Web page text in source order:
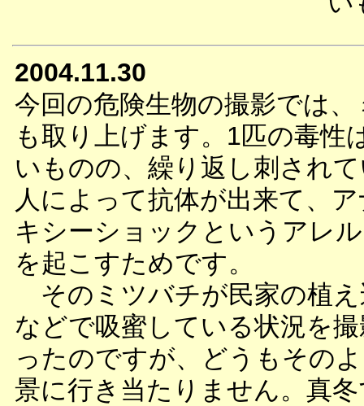
2004.11.30
今回の危険生物の撮影では
も取り上げます。1匹の毒性
いものの、繰り返し刺され
人によって抗体が出来て、
キシーショックというアレ
を起こすためです。
そのミツバチが民家の植え
などで吸蜜している状況を
ったのですが、どうもその
景に行き当たりません。真